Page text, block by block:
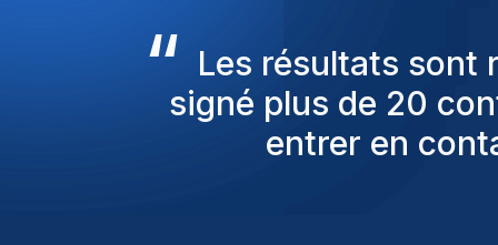
“ Les consultants
pour nous
sont toujours